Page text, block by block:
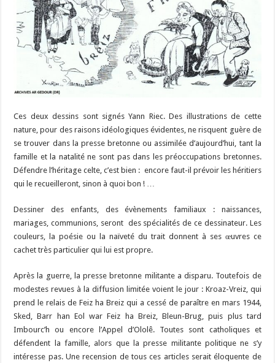
Ces deux dessins sont signés Yann Riec. Des illustrations de cette
nature, pour des raisons idéologiques évidentes, ne risquent guère de
se trouver dans la presse bretonne ou assimilée d’aujourd’hui, tant la
famille et la natalité ne sont pas dans les préoccupations bretonnes.
Défendre l’héritage celte, c’est bien : encore faut-il prévoir les héritiers
qui le recueilleront, sinon à quoi bon ! …
Dessiner des enfants, des évènements familiaux : naissances,
mariages, communions, seront des spécialités de ce dessinateur. Les
couleurs, la poésie ou la naïveté du trait donnent à ses œuvres ce
cachet très particulier qui lui est propre.
Après la guerre, la presse bretonne militante a disparu. Toutefois de
modestes revues à la diffusion limitée voient le jour : Kroaz-Vreiz, qui
prend le relais de Feiz ha Breiz qui a cessé de paraître en mars 1944,
Sked, Barr han Eol war Feiz ha Breiz, Bleun-Brug, puis plus tard
Imbourc’h ou encore l’Appel d’Ololê. Toutes sont catholiques et
défendent la famille, alors que la presse militante politique ne s’y
intéresse pas. Une recension de tous ces articles serait éloquente de